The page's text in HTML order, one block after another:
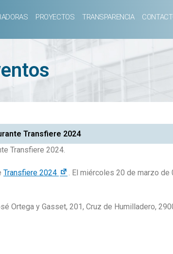
PROYECTOS TRANSPARENCIA
Transfiere 2024
Transfiere 2024.
Transfiere 2024
. El miércoles 20 de marzo de
Ortega y Gasset, 201, Cruz de Humilladero,